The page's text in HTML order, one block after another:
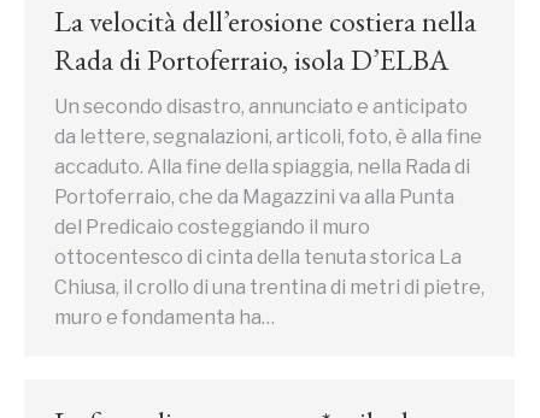
La velocità dell’erosione costiera nella
Rada di Portoferraio, isola D’ELBA
Un secondo disastro, annunciato e anticipato
da lettere, segnalazioni, articoli, foto, è alla fine
accaduto. Alla fine della spiaggia, nella Rada di
Portoferraio, che da Magazzini va alla Punta
del Predicaio costeggiando il muro
ottocentesco di cinta della tenuta storica La
Chiusa, il crollo di una trentina di metri di pietre,
muro e fondamenta ha…